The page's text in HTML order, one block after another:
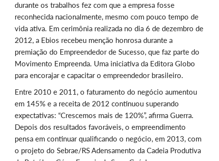
durante os trabalhos fez com que a empresa fosse
reconhecida nacionalmente, mesmo com pouco tempo de
vida ativa. Em cerimônia realizada no dia 6 de dezembro de
2012, a Ebios recebeu menção honrosa durante a
premiação do Empreendedor de Sucesso, que faz parte do
Movimento Empreenda. Uma iniciativa da Editora Globo
para encorajar e capacitar o empreendedor brasileiro.
Entre 2010 e 2011, o faturamento do negócio aumentou
em 145% e a receita de 2012 continuou superando
expectativas: “Crescemos mais de 120%”, afirma Guerra.
Depois dos resultados favoráveis, o empreendimento
pensa em continuar qualificando o negócio, em 2013, com
o projeto do Sebrae/RS Adensamento da Cadeia Produtiva